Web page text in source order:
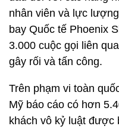
nhân viên và lực
bay Quốc tế Phoenix
3.000 cuộc gọi liên
gây rối và tấn công.
Trên phạm vi toàn
Mỹ báo cáo có hơn
khách vô kỷ luật được